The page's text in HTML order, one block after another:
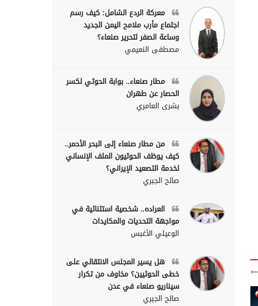
معركة الردع الشامل: كيف رسم
اجتماع مأرب ملامح اليمن الجديد
وساعة الصفر لتحرير صنعاء؟
مصطفى النعيمي
مطار صنعاء.. بوابة الحوثي لكسر
الحصار عن طهران
بشرى العامري
من مطار صنعاء إلى البحر الأحمر..
كيف يوظف الحوثيون الملف الإنساني
لخدمة التصعيد الإيراني؟
صالح الجبري
العراده.. شخصية استثنائية في
مواجهة التحديات والمكايدات
الوعيلي الأغبس
هل يسير المجلس الانتقالي على
خطى الحوثيين؟ مخاوف من تكرار
سيناريو صنعاء في عدن
صالح الجبري